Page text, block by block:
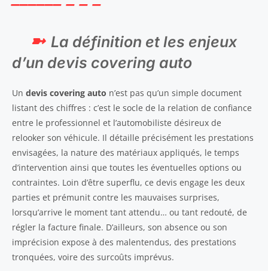
La définition et les enjeux
d’un devis covering auto
Un devis covering auto n’est pas qu’un simple document
listant des chiffres : c’est le socle de la relation de confiance
entre le professionnel et l’automobiliste désireux de
relooker son véhicule. Il détaille précisément les prestations
envisagées, la nature des matériaux appliqués, le temps
d’intervention ainsi que toutes les éventuelles options ou
contraintes. Loin d’être superflu, ce devis engage les deux
parties et prémunit contre les mauvaises surprises,
lorsqu’arrive le moment tant attendu… ou tant redouté, de
régler la facture finale. D’ailleurs, son absence ou son
imprécision expose à des malentendus, des prestations
tronquées, voire des surcoûts imprévus.